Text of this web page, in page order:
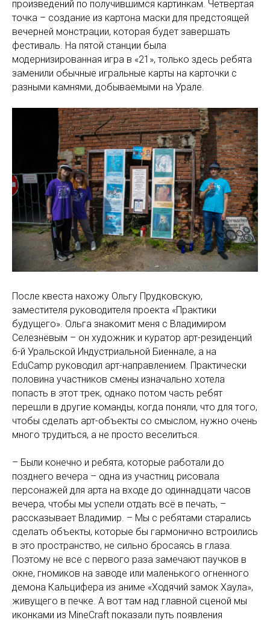
произведений по получившимся картинкам. Четвертая
точка – создание из картона маски для предстоящей
вечерней монстрации, которая будет завершать
фестиваль. На пятой станции была
модернизированная игра в «21», только здесь ребята
заменили обычные игральные карты на карточки с
разными камнями, добываемыми на Урале.
После квеста нахожу Ольгу Прудковскую,
заместителя руководителя проекта «Практики
будущего». Ольга знакомит меня с Владимиром
Селезнёвым – он художник и куратор арт-резиденций
6-й Уральской Индустриальной Биеннале, а на
EduCamp руководил арт-направлением. Практически
половина участников смены изначально хотела
попасть в этот трек, однако потом часть ребят
перешли в другие команды, когда поняли, что для того,
чтобы сделать арт-объекты со смыслом, нужно очень
много трудиться, а не просто веселиться.
– Были конечно и ребята, которые работали до
позднего вечера – одна из участниц рисовала
персонажей для арта на входе до одиннадцати часов
вечера, чтобы мы успели отдать всё в печать, –
рассказывает Владимир. – Мы с ребятами старались
сделать объекты, которые бы гармонично встроились
в это пространство, не сильно бросаясь в глаза.
Поэтому не все с первого раза замечают паучков в
окне, гномиков на заводе или маленького огненного
демона Кальцифера из аниме «Ходячий замок Хаула»,
живущего в печке. А вот там над главной сценой мы
иконками из MineCraft показали путь появления